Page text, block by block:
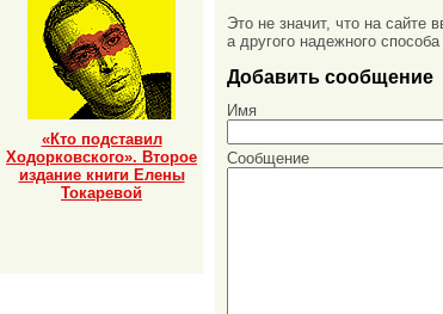
Это не значит, что на сайте
а другого надежного
Добавить сообщение
Имя
Сообщение
«Кто подставил
Ходорковского». Второе
издание книги Елены
Токаревой